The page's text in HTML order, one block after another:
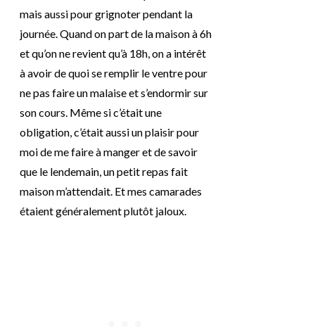
mais aussi pour grignoter pendant la
journée. Quand on part de la maison à 6h
et qu’on ne revient qu’à 18h, on a intérêt
à avoir de quoi se remplir le ventre pour
ne pas faire un malaise et s’endormir sur
son cours. Même si c’était une
obligation, c’était aussi un plaisir pour
moi de me faire à manger et de savoir
que le lendemain, un petit repas fait
maison m’attendait. Et mes camarades
étaient généralement plutôt jaloux.